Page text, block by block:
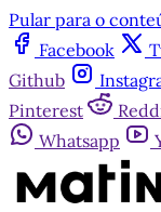
Pular para o
Facebook
Github
Pinterest
Whatsapp